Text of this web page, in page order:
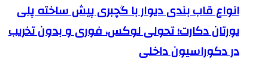
انواع قاب بندی دیوار با گچبری پیش ساخته پلی
یورتان دکارت؛ تحولی لوکس، فوری و بدون تخریب
در دکوراسیون داخلی